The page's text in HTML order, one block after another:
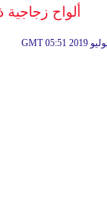
ألواح
GMT